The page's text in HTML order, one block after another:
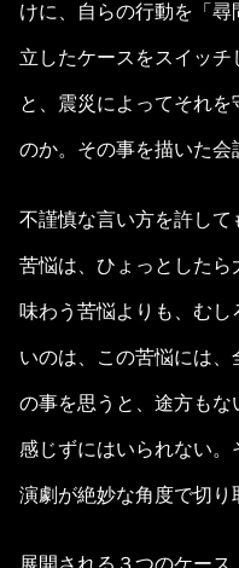
けに、自らの行動を「
立したケースをスイッチ
と、震災によってそれ
のか。その事を描いた会
不謹慎な言い方を許して
苦悩は、ひょっとした
味わう苦悩よりも、む
いのは、この苦悩には
の事を思うと、途方も
感じずにはいられない。
演劇が絶妙な角度で切り
展開される３つのケース